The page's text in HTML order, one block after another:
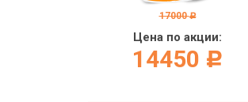
17000 c
Цена по акции:
14450 c